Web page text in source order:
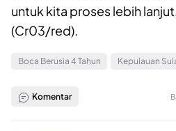
untuk kita proses lebih
(Cr03/red).
Boca Berusia 4 Tahun Kepulauan
Komentar